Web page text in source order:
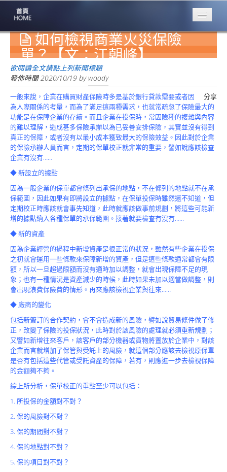
專業豐林
Professional
保險大家談
1386集
台灣商業保險
第一品牌
關於豐林
About
服務項目
Service
火災保額
估算系統
商品簡介
Product
如何檢視商業火災保險
單？【文：江朝峰】
欲閱讀全文請點上列新聞標題
發佈時間2020/10/19 bywoody
分享
一般來說，企業在購買財產保險時多是基於銀行貸款需要或者因
為人際關係的考量，而為了滿足這兩種需求，也就常疏忽了保險最大的
功能是在保障企業的存續。而且企業在投保時，常因險種的複雜與內容
的難以理解，造成甚多保險承辦以為已妥善安排保險，其實並沒有得到
真正的保障，或者沒有以最小成本獲致最大的保險效益。因此對於企業
的保險承辦人員而言，定期的保單校正就非常的重要，譬如說應該檢查
企業有沒有……
◆ 新設立的據點
因為一般企業的保單都會條列出承保的地點，不在條列的地點就不在承
保範圍，因此如果有即將設立的據點，在保單投保時雖然還不知道，但
定期校正時應該就會事先知道，此時就應該做事前規劃，將這些可能新
增的據點納入各種保單的承保範圍。接著就要檢查有沒有……
◆ 新的資產
因為企業經營的過程中新增資產是很正常的狀況，雖然有些企業在投保
之初就會運用一些條款來保障新增的資產，但是這些條款通常都會有限
額，所以一旦超過限額而沒有適時加以調整，就會出現保障不足的現
象；也有一種情況是資產減少的時候，此時如果未加以適當做調整，則
會出現浪費保險費的情形。再來應該檢視企業與往來……
◆ 廠商的變化
包括新簽訂的合作契約，會不會造成新的風險，譬如說貿易條件做了修
正，改變了保險的投保狀況，此時對於該風險的處理就必須重新規劃；
又譬如新增往來客戶，該客戶的部分機器或貨物將置放於企業中，對該
企業而言就增加了保管與受託上的風險，就這個部分應該去檢視原保單
是否有包括這些代管或受託資產的保障，若有，則應進一步去檢視保障
的金額夠不夠。
綜上所分析，保單校正的重點至少可以包括：
1. 所投保的金額對不對？
2. 保的風險對不對？
3. 保的期間對不對？
4. 保的地點對不對？
5. 保的項目對不對？